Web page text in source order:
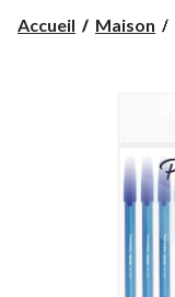
Accueil Maison